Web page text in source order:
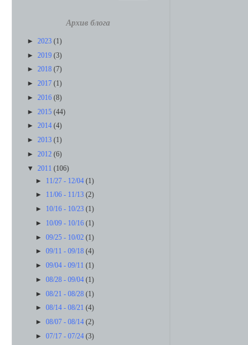
Архив блога
► 2023 (1)
► 2019 (3)
► 2018 (7)
► 2017 (1)
► 2016 (8)
► 2015 (44)
► 2014 (4)
► 2013 (1)
► 2012 (6)
▼ 2011 (106)
► 11/27 - 12/04(1)
► 11/06 - 11/13(2)
► 10/16 - 10/23(1)
► 10/09 - 10/16(1)
►09/25 - 10/02(1)
►09/11 - 09/18(4)
►09/04 - 09/11(1)
►08/28 - 09/04(1)
►08/21 - 08/28(1)
►08/14 - 08/21(4)
►08/07 - 08/14(2)
►07/17 - 07/24(3)